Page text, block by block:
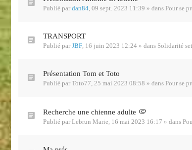
Publié par dan84, 09 sept. 2023 11:39 » dans Pour se
TRANSPORT
Publié par JBF, 16 juin 2023 12:24 » dans Solidarité
Présentation Tom et Toto
Publié par Toto77, 25 mai 2023 08:58 » dans Pour se
Recherche une chienne adulte
Publié par Lebrun Marie, 16 mai 2023 16:17 » dans